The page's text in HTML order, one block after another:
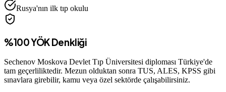
Rusya'nın ilk tıp okulu
%100 YÖK Denkliği
Sechenov Moskova Devlet Tıp Üniversitesi diploması Türkiye'de
tam geçerliliktedir. Mezun olduktan sonra TUS, ALES, KPSS gibi
sınavlara girebilir, kamu veya özel sektörde çalışabilirsiniz.